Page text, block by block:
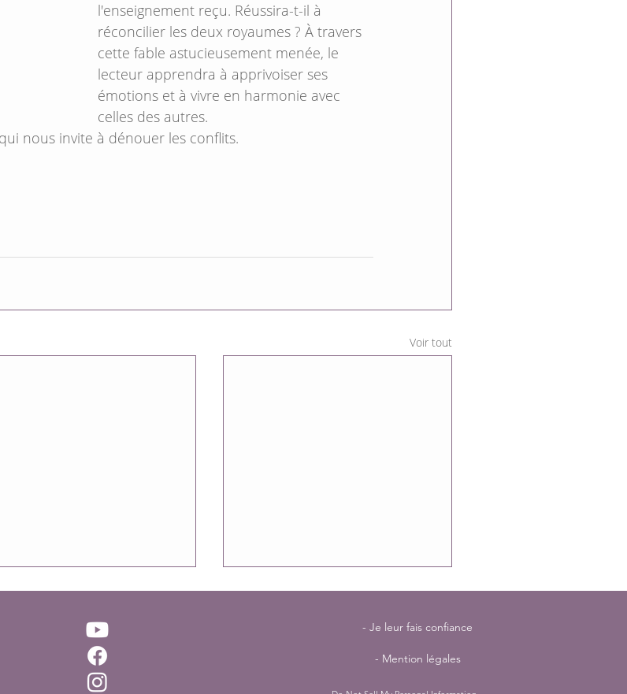
l'enseignement reçu. Réussira-t-il à
réconcilier les deux royaumes ? À travers
cette fable astucieusement menée, le
lecteur apprendra à apprivoiser ses
émotions et à vivre en harmonie avec
celles des autres.
nous invite à dénouer les conflits.
Voir tout
- Je leur fais confiance
- Mention légales